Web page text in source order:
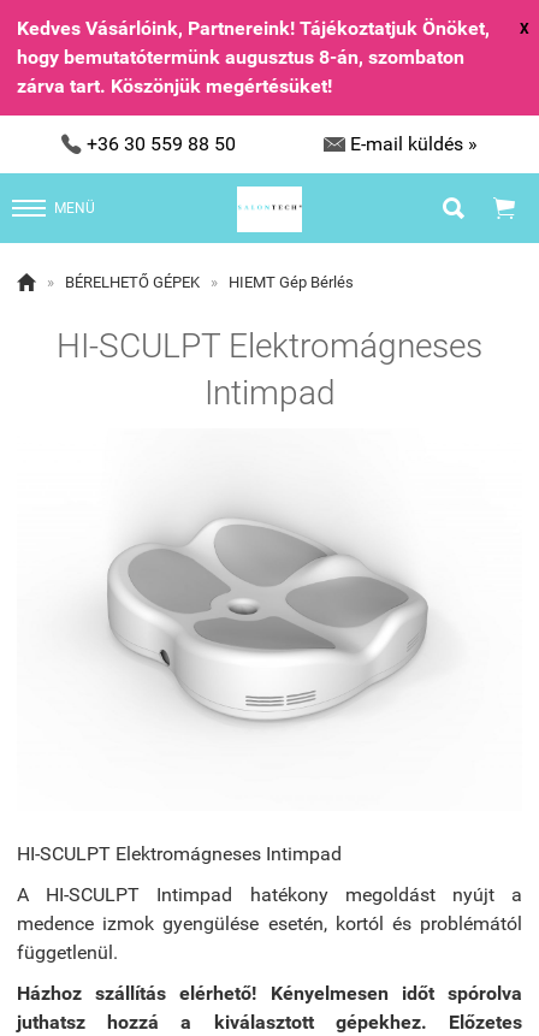
Kedves Vásárlóink, Partnereink! Tájékoztatjuk Önöket,
hogy bemutatótermünk augusztus 8-án, szombaton
zárva tart. Köszönjük megértésüket!
X
 +36 30 559 88 50  E-mail küldés »
MENÜ  
 » BÉRELHETŐ GÉPEK » HIEMT Gép Bérlés
HI-SCULPT Elektromágneses
Intimpad
HI-SCULPT Elektromágneses Intimpad
A HI-SCULPT Intimpad hatékony megoldást nyújt a
medence izmok gyengülése esetén, kortól és problémától
függetlenül.
Házhoz szállítás elérhető! Kényelmesen időt spórolva
juthatsz hozzá a kiválasztott gépekhez. Előzetes